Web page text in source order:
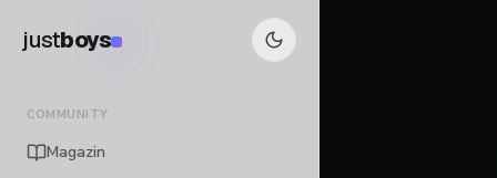
justboys
COMMUNITY
Magazin